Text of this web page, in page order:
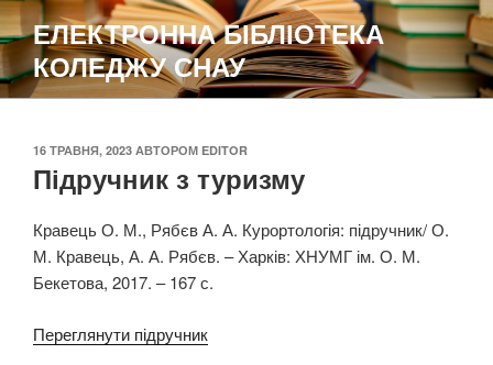
Перейти
до
вмісту
ЕЛЕКТРОННА БІБЛІОТЕКА
КОЛЕДЖУ СНАУ
ОПУБЛІКОВАНО
16 ТРАВНЯ, 2023 АВТОРОМ EDITOR
Підручник з туризму
Кравець О. М., Рябєв А. А. Курортологія: підручник/ О.
М. Кравець, А. А. Рябєв. – Харків: ХНУМГ ім. О. М.
Бекетова, 2017. – 167 с.
Переглянути підручник